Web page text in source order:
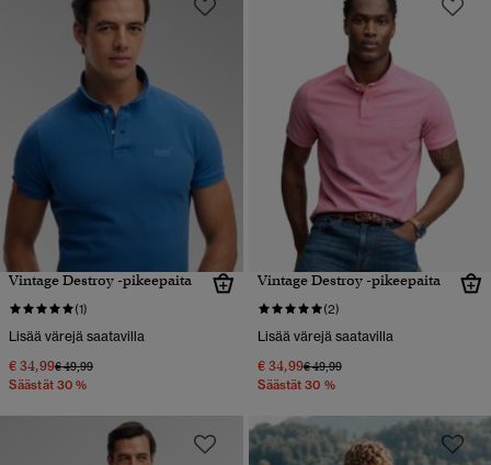
Vintage Destroy -pikeepaita
(1)
Lisää värejä saatavilla
€ 34,99Hinta alennettu hinnasta
€ 49,99hintaan
Säästät 30 %
Vintage Destroy -pikeepaita
(2)
Lisää värejä saatavilla
€ 34,99Hinta alennettu hinnasta
€ 49,99hintaan
Säästät 30 %